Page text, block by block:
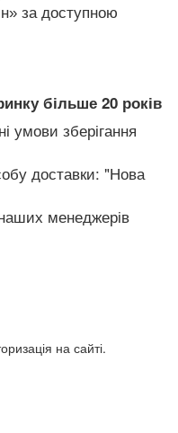
за доступною
більше 20 років
умови зберігання
доставки: "Нова
менеджерів
на сайті.